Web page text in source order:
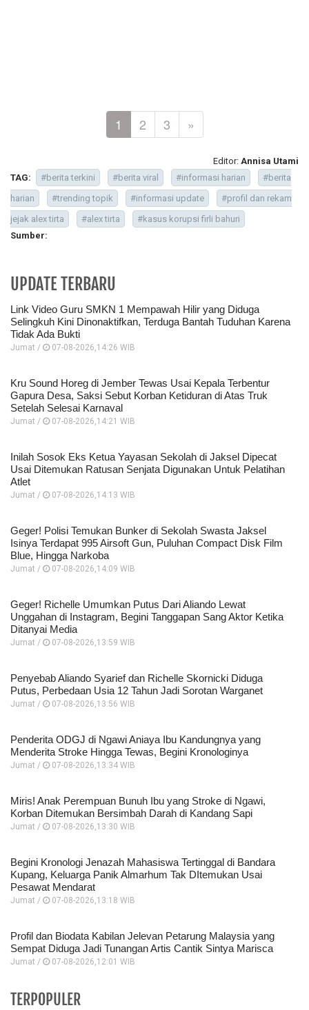
1 2 3 »
Editor: Annisa Utami
TAG:
#berita terkini #berita viral #informasi harian
#berita
harian
#trending topik #informasi update
#profil dan rekam
jejak alex tirta
#alex tirta
#kasus korupsi firli bahuri
Sumber:
UPDATE TERBARU
Link Video Guru SMKN 1 Mempawah Hilir yang Diduga
Selingkuh Kini Dinonaktifkan, Terduga Bantah Tuduhan Karena
Tidak Ada Bukti
Jumat / 07-08-2026,14:26 WIB
Kru Sound Horeg di Jember Tewas Usai Kepala Terbentur
Gapura Desa, Saksi Sebut Korban Ketiduran di Atas Truk
Setelah Selesai Karnaval
Jumat / 07-08-2026,14:21 WIB
Inilah Sosok Eks Ketua Yayasan Sekolah di Jaksel Dipecat
Usai Ditemukan Ratusan Senjata Digunakan Untuk Pelatihan
Atlet
Jumat / 07-08-2026,14:13 WIB
Geger! Polisi Temukan Bunker di Sekolah Swasta Jaksel
Isinya Terdapat 995 Airsoft Gun, Puluhan Compact Disk Film
Blue, Hingga Narkoba
Jumat / 07-08-2026,14:09 WIB
Geger! Richelle Umumkan Putus Dari Aliando Lewat
Unggahan di Instagram, Begini Tanggapan Sang Aktor Ketika
Ditanyai Media
Jumat / 07-08-2026,13:59 WIB
Penyebab Aliando Syarief dan Richelle Skornicki Diduga
Putus, Perbedaan Usia 12 Tahun Jadi Sorotan Warganet
Jumat / 07-08-2026,13:56 WIB
Penderita ODGJ di Ngawi Aniaya Ibu Kandungnya yang
Menderita Stroke Hingga Tewas, Begini Kronologinya
Jumat / 07-08-2026,13:34 WIB
Miris! Anak Perempuan Bunuh Ibu yang Stroke di Ngawi,
Korban Ditemukan Bersimbah Darah di Kandang Sapi
Jumat / 07-08-2026,13:30 WIB
Begini Kronologi Jenazah Mahasiswa Tertinggal di Bandara
Kupang, Keluarga Panik Almarhum Tak DItemukan Usai
Pesawat Mendarat
Jumat / 07-08-2026,13:18 WIB
Profil dan Biodata Kabilan Jelevan Petarung Malaysia yang
Sempat Diduga Jadi Tunangan Artis Cantik Sintya Marisca
Jumat / 07-08-2026,12:01 WIB
TERPOPULER